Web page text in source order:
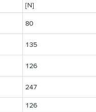
[N]
80
135
126
247
126